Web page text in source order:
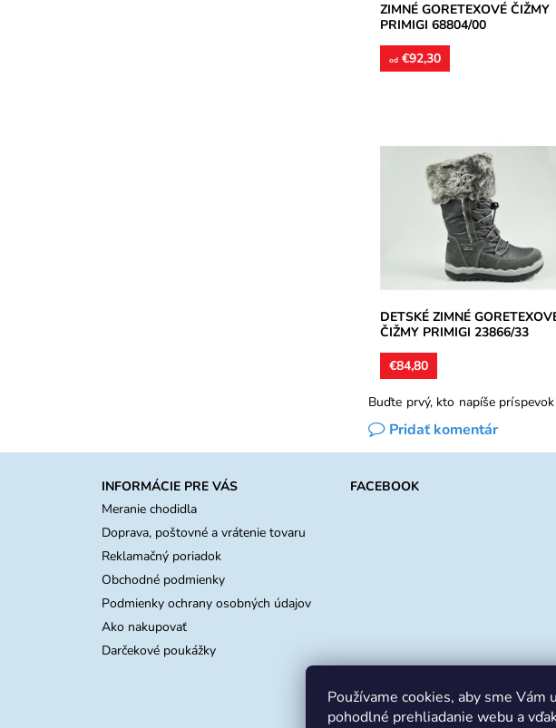
ZIMNÉ GORETEXOVÉ ČIŽMY
PRIMIGI 68804/00
od €92,30
Nepremokavá membrána
vonkajšej bočnej strany zips, z
časti pružná šnúrka na lepšie
prispôsobenie...
Dostupnosť:
Skladom
Primigi
2 roky
DETSKÉ ZIMNÉ
ČIŽMY PRIMIGI 23866/33
€84,80
Buďte prvý, kto napíše
Pridať komentár
INFORMÁCIE PRE VÁS
Meranie chodidla
Doprava, poštovné a vrátenie tovaru
Reklamačný poriadok
Obchodné podmienky
Podmienky ochrany osobných údajov
Ako nakupovať
Darčekové poukážky
FACEBOOK
Používame cookies, aby sme Vám
pohodlné prehliadanie webu a